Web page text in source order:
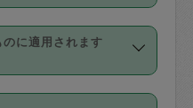
個別にタスカジさ
調整してくださ
越えての調整はで
業や危険作業、屋
す。
ストランで料理関
ていた方、日本で
や英語の先生とし
ィリピン出身の
局との面接と説明
後、身分証明書の
いています。外国
に適用されます
との間でタスカジ